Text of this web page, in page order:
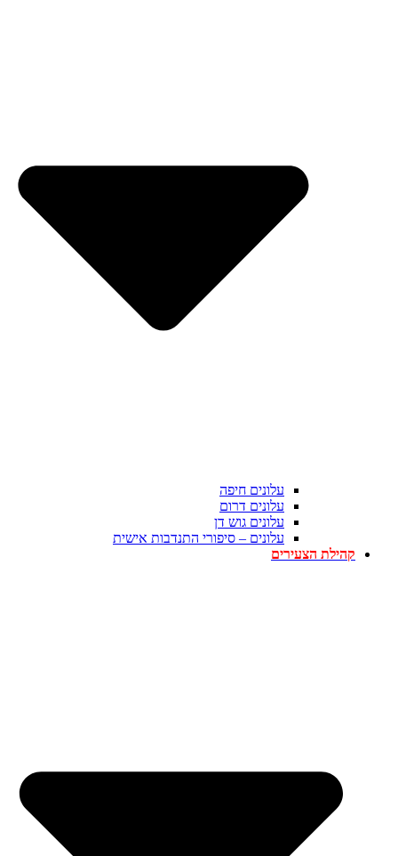
עלונים חיפה
עלונים דרום
עלונים גוש דן
עלונים – סיפורי התנדבות אישית
קהילת הצעירים